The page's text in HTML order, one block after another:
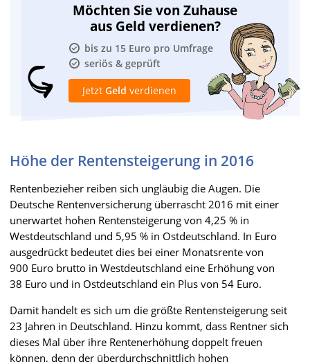
Möchten Sie von Zuhause
aus Geld verdienen?
bis zu 15 Euro pro Umfrage
seriös & geprüft
Jetzt Geld verdienen
Höhe der Rentensteigerung in 2016
Rentenbezieher reiben sich ungläubig die Augen. Die
Deutsche Rentenversicherung überrascht 2016 mit einer
unerwartet hohen Rentensteigerung von 4,25 % in
Westdeutschland und 5,95 % in Ostdeutschland. In Euro
ausgedrückt bedeutet dies bei einer Monatsrente von
900 Euro brutto in Westdeutschland eine Erhöhung von
38 Euro und in Ostdeutschland ein Plus von 54 Euro.
Damit handelt es sich um die größte Rentensteigerung seit
23 Jahren in Deutschland. Hinzu kommt, dass Rentner sich
dieses Mal über ihre Rentenerhöhung doppelt freuen
können, denn der überdurchschnittlich hohen